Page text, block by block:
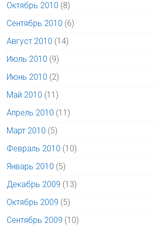
Октябрь 2010 (8)
Сентябрь 2010 (6)
Август 2010 (14)
Июль 2010 (9)
Июнь 2010 (2)
Май 2010 (11)
Апрель 2010 (11)
Март 2010 (5)
Февраль 2010 (10)
Январь 2010 (5)
Декабрь 2009 (13)
Октябрь 2009 (5)
Сентябрь 2009 (10)